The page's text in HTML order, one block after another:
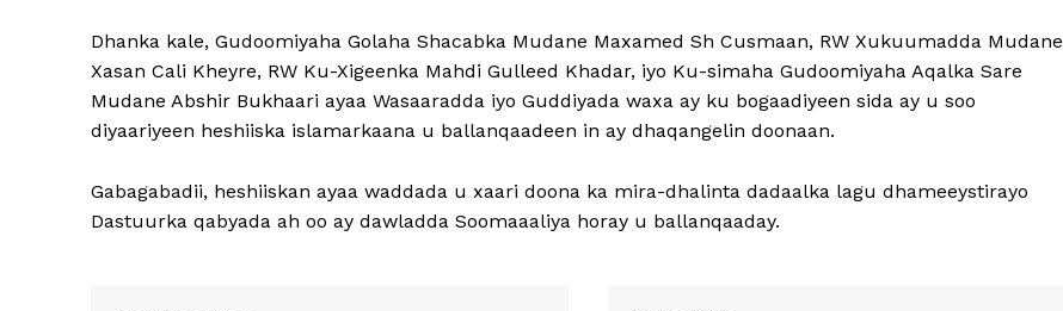
Dhanka kale, Gudoomiyaha Golaha Shacabka Mudane Maxamed Sh Cusmaan, RW Xukuumadda Mudane
Xasan Cali Kheyre, RW Ku-Xigeenka Mahdi Gulleed Khadar, iyo Ku-simaha Gudoomiyaha Aqalka Sare
Mudane Abshir Bukhaari ayaa Wasaaradda iyo Guddiyada waxa ay ku bogaadiyeen sida ay u soo
diyaariyeen heshiiska islamarkaana u ballanqaadeen in ay dhaqangelin doonaan.
Gabagabadii, heshiiskan ayaa waddada u xaari doona ka mira-dhalinta dadaalka lagu dhameeystirayo
Dastuurka qabyada ah oo ay dawladda Soomaaaliya horay u ballanqaaday.